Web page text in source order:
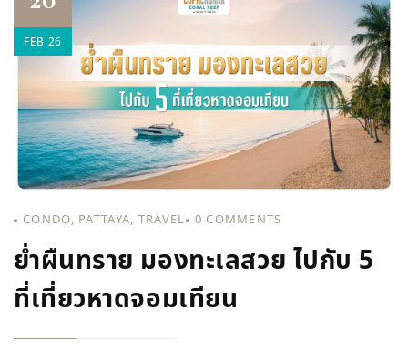
FEB 26
CONDO, PATTAYA, TRAVEL 0 COMMENTS
ย่ำผืนทราย มองทะเลสวย ไปกับ 5
ที่เที่ยวหาดจอมเทียน